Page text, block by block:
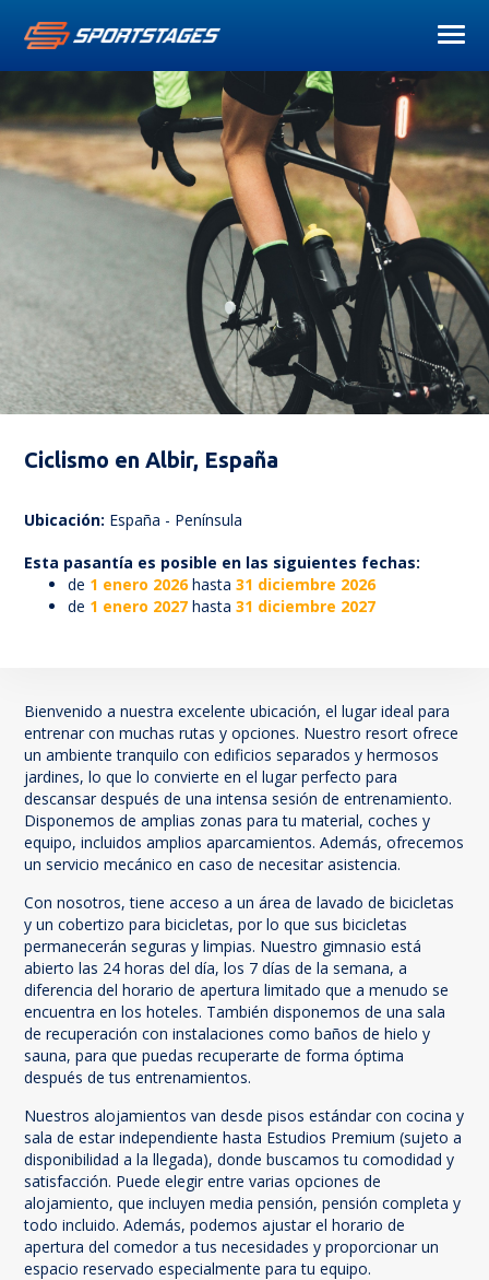
Ciclismo en Albir, España
Ubicación: España - Península
Esta pasantía es posible en las siguientes fechas:
de 1 enero 2026hasta31 diciembre 2026
de 1 enero 2027hasta31 diciembre 2027
Bienvenido a nuestra excelente ubicación, el lugar ideal para
entrenar con muchas rutas y opciones. Nuestro resort ofrece
un ambiente tranquilo con edificios separados y hermosos
jardines, lo que lo convierte en el lugar perfecto para
descansar después de una intensa sesión de entrenamiento.
Disponemos de amplias zonas para tu material, coches y
equipo, incluidos amplios aparcamientos. Además, ofrecemos
un servicio mecánico en caso de necesitar asistencia.
Con nosotros, tiene acceso a un área de lavado de bicicletas
y un cobertizo para bicicletas, por lo que sus bicicletas
permanecerán seguras y limpias. Nuestro gimnasio está
abierto las 24 horas del día, los 7 días de la semana, a
diferencia del horario de apertura limitado que a menudo se
encuentra en los hoteles. También disponemos de una sala
de recuperación con instalaciones como baños de hielo y
sauna, para que puedas recuperarte de forma óptima
después de tus entrenamientos.
Nuestros alojamientos van desde pisos estándar con cocina y
sala de estar independiente hasta Estudios Premium (sujeto a
disponibilidad a la llegada), donde buscamos tu comodidad y
satisfacción. Puede elegir entre varias opciones de
alojamiento, que incluyen media pensión, pensión completa y
todo incluido. Además, podemos ajustar el horario de
apertura del comedor a tus necesidades y proporcionar un
espacio reservado especialmente para tu equipo.